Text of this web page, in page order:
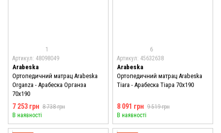
1
Артикул: 48098049
Arabeska
Ортопедичний матрац Arabeska
Organza - Арабеска Органза
70x190
7 253 грн 8 738 грн
В наявності
6
Артикул: 45632638
Arabeska
Ортопедичний матрац Arabeska
Tiara - Арабеска Тіара 70x190
8 091 грн 9 519 грн
В наявності